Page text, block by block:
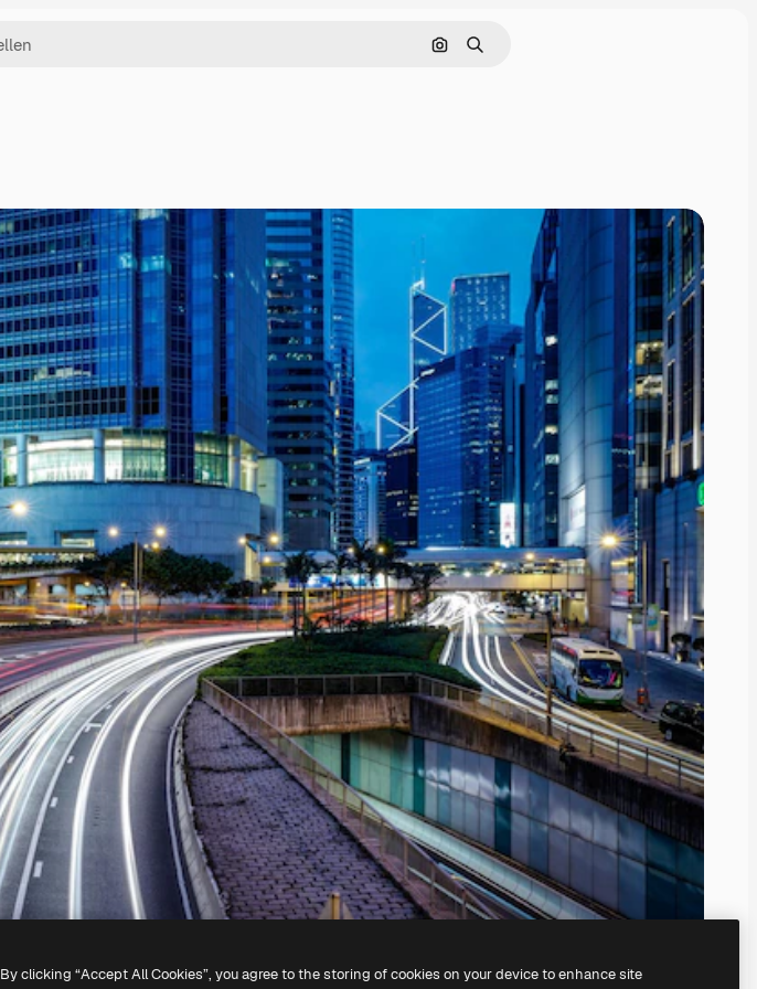
Nach Bild suchen
Suchen
By clicking “Accept All Cookies”, you agree to the storing of cookies on your device to enhance site